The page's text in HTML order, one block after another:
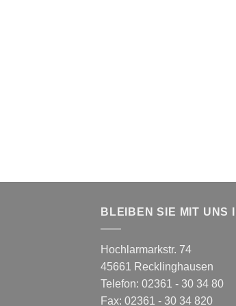
BLEIBEN SIE MIT UNS
Hochlarmarkstr. 74
45661 Recklinghausen
Telefon: 02361 - 30 34 80
Fax: 02361 - 30 34 820